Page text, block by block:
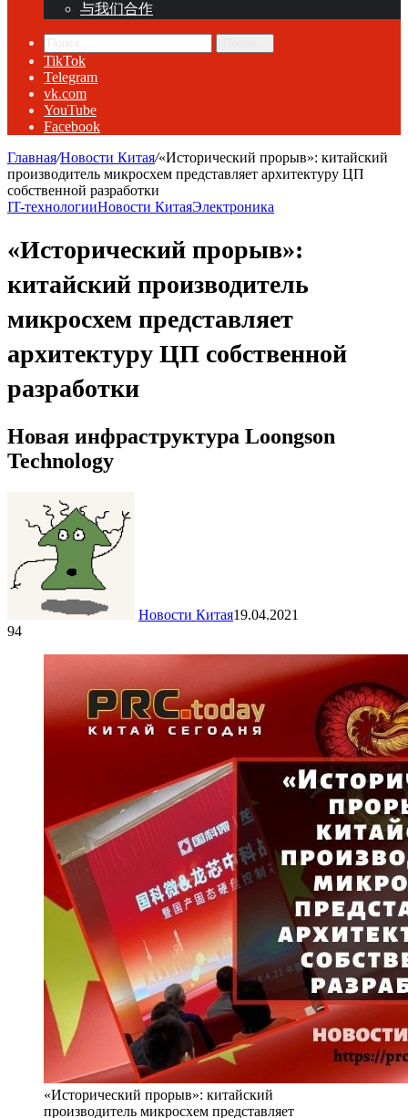
与我们合作
TikTok
Telegram
vk.com
YouTube
Facebook
Главная/Новости Китая/«Исторический прорыв»: китайский
производитель микросхем представляет архитектуру ЦП
собственной разработки
IT-технологииНовости КитаяЭлектроника
«Исторический прорыв»:
китайский производитель
микросхем представляет
архитектуру ЦП собственной
разработки
Новая инфраструктура Loongson
Technology
Новости Китая19.04.2021
94
«Исторический прорыв»: китайский
производитель микросхем представляет